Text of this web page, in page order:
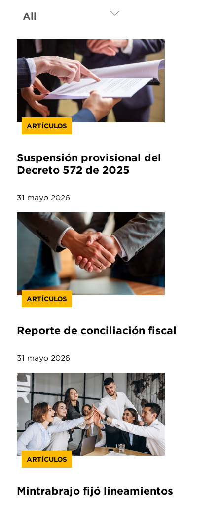
ARTÍCULOS
Suspensión provisional del
Decreto 572 de 2025
31 mayo 2026
ARTÍCULOS
Reporte de conciliación fiscal
31 mayo 2026
ARTÍCULOS
Mintrabrajo fijó lineamientos